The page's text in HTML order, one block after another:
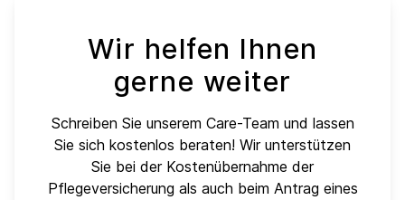
Wir helfen Ihnen
gerne weiter
Schreiben Sie unserem Care-Team und lassen
Sie sich kostenlos beraten! Wir unterstützen
Sie bei der Kostenübernahme der
Pflegeversicherung als auch beim Antrag eines